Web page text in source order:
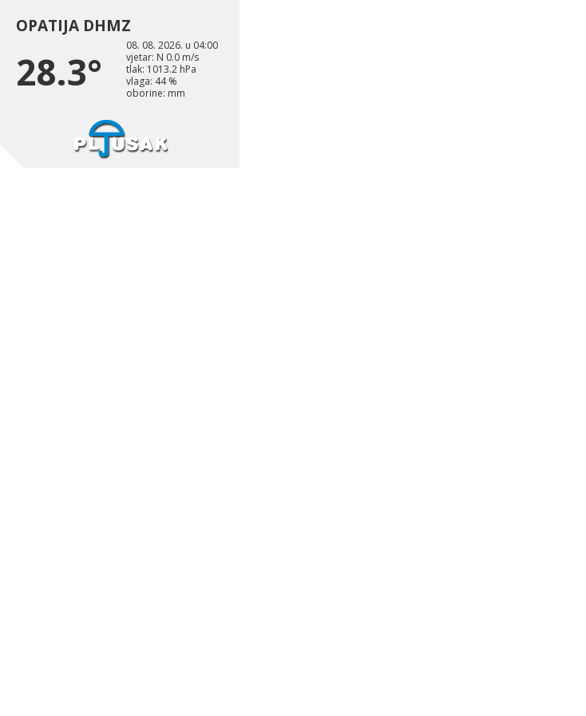
OPATIJA DHMZ
28.3°
08. 08. 2026. u 04:00
vjetar: N 0.0 m/s
tlak: 1013.2 hPa
vlaga: 44 %
oborine: mm